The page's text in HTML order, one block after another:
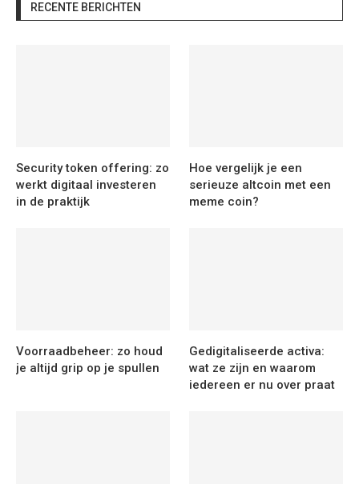
RECENTE BERICHTEN
Security token offering: zo
werkt digitaal investeren
in de praktijk
Hoe vergelijk je een
serieuze altcoin met een
meme coin?
Voorraadbeheer: zo houd
je altijd grip op je spullen
Gedigitaliseerde activa:
wat ze zijn en waarom
iedereen er nu over praat